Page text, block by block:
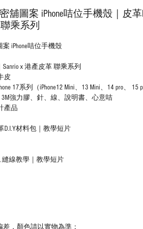
密舖圖案 iPhone咭位手機殼｜皮
聯乘系列
案 iPhone咭位手機殼
x 港產皮革 聯乘系列
皮
17系列（iPhone12 Mini、13 Mini、14 pro、 15
強力膠、針、線、說明書、心意咭
產品
D.I.Y材料包｜教學短片
縫線教學｜教學短片
，顏色請以實物為準；